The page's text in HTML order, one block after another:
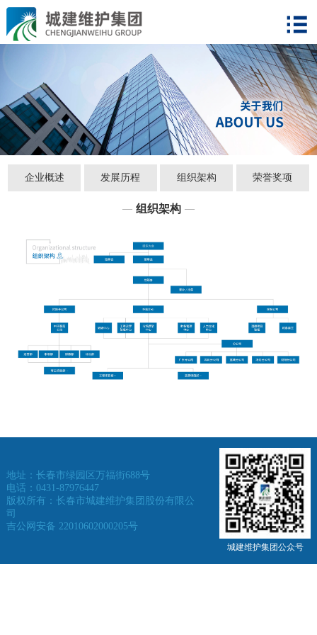
企业概述 发展历程 组织架构 荣誉奖项
— 组织架构 —
地址：长春市绿园区万福街688号
电话：0431-87976447
版权所有：长春市城建维护集团股份有限公
司
吉公网安备 22010602000205号
城建维护集团公众号